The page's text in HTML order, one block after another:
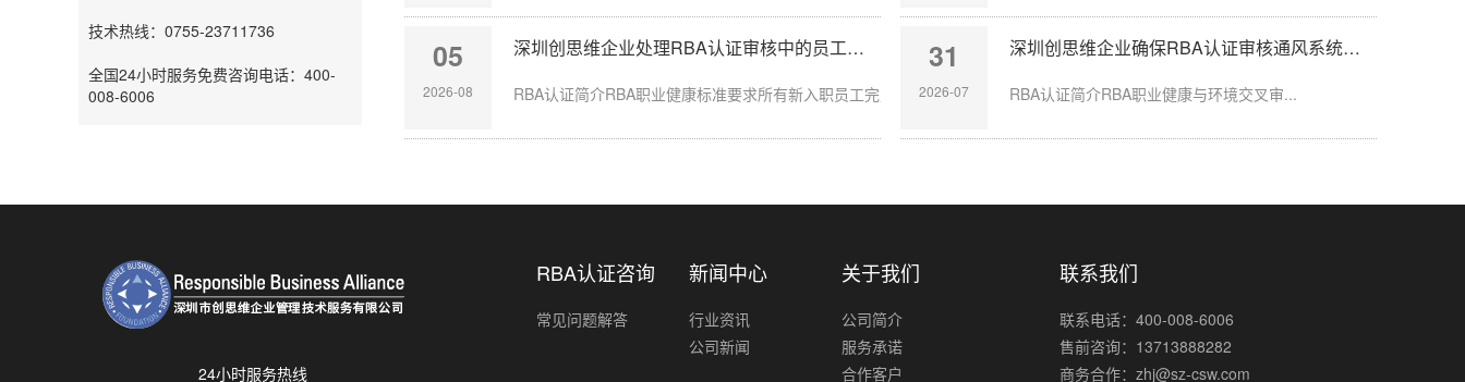
技术热线：0755-23711736
全国24小时服务免费咨询电话：400-
008-6006
05
2026-08
深圳创思维企业处理RBA认证审核中的员工入职体检缺失
RBA认证简介RBA职业健康标准要求所有新入职员工完成岗前体检，涉粉尘、化学品、...
31
2026-07
深圳创思维企业确保RBA认证审核通风系统运行记录完整
RBA认证简介RBA职业健康与环境交叉审...
24小时服务热线
RBA认证咨询
常见问题解答
新闻中心
行业资讯
公司新闻
关于我们
公司简介
服务承诺
合作客户
联系我们
联系电话：400-008-6006
售前咨询：13713888282
商务合作：zhj@sz-csw.com